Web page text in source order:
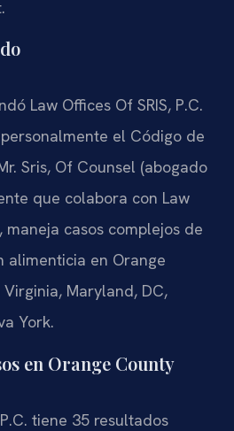
Law Offices Of SRIS, P.C.
el Código de
Sris, Of Counsel (abogado
que colabora con Law
maneja casos complejos de
alimenticia en Orange
Maryland, DC,
York.
en Orange County
tiene 35 resultados